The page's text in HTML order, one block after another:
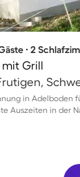
∙ 2
Grill
in Adelboden
Auszeiten in der